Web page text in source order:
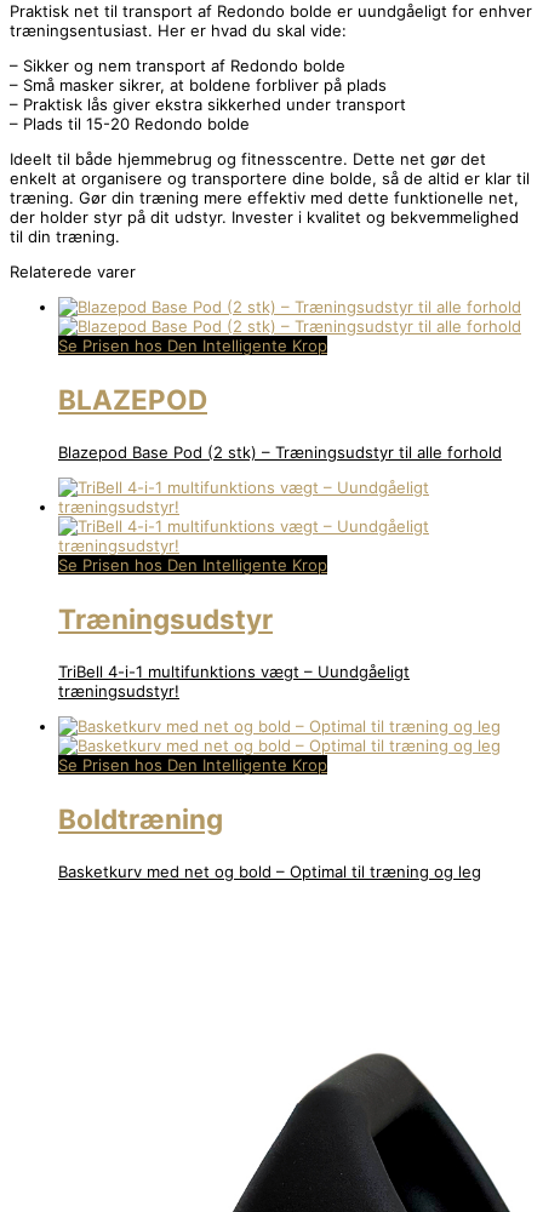
Praktisk net til transport af Redondo bolde er uundgåeligt for enhver
træningsentusiast. Her er hvad du skal vide:
– Sikker og nem transport af Redondo bolde
– Små masker sikrer, at boldene forbliver på plads
– Praktisk lås giver ekstra sikkerhed under transport
– Plads til 15-20 Redondo bolde
Ideelt til både hjemmebrug og fitnesscentre. Dette net gør det
enkelt at organisere og transportere dine bolde, så de altid er klar til
træning. Gør din træning mere effektiv med dette funktionelle net,
der holder styr på dit udstyr. Invester i kvalitet og bekvemmelighed
til din træning.
Relaterede varer
Se Prisen hos Den Intelligente Krop
BLAZEPOD
Blazepod Base Pod (2 stk) – Træningsudstyr til alle forhold
Se Prisen hos Den Intelligente Krop
Træningsudstyr
TriBell 4-i-1 multifunktions vægt – Uundgåeligt
træningsudstyr!
Se Prisen hos Den Intelligente Krop
Boldtræning
Basketkurv med net og bold – Optimal til træning og leg